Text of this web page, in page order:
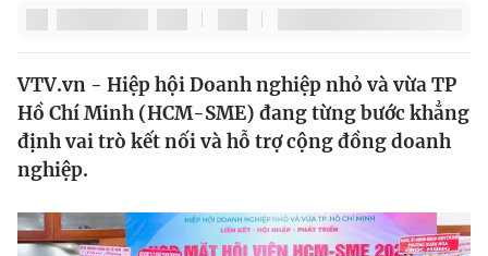
Y tế
Thế giới
Tin tức
Thế giới đó đây
Câu chuyện quốc tế
Kinh tế
Thị trường
Dữ liệu và đời sống
VTV.vn - Hiệp hội Doanh nghiệp nhỏ và vừa TP
Hồ Chí Minh (HCM-SME) đang từng bước khẳng
định vai trò kết nối và hỗ trợ cộng đồng doanh
nghiệp.